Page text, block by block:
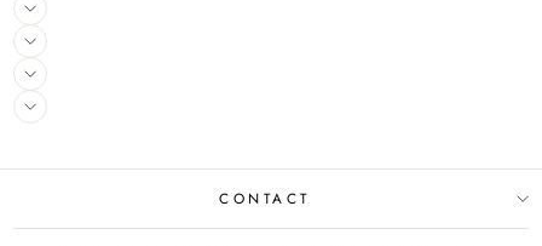
CONTACT